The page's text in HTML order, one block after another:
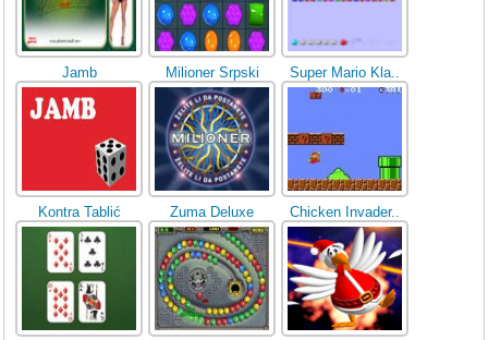
Jamb Milioner Srpski Super Mario Kla..
Kontra Tablić Zuma Deluxe Chicken Invader..